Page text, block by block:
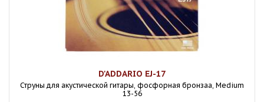
D'ADDARIO EJ-17
Струны для акустической гитары, фосфорная бронзаа, Medium
13-56